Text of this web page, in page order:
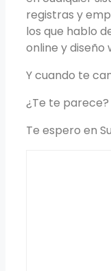
registras y
los que hablo
online y diseño
Y cuando te
¿Te te parece?
Te espero en